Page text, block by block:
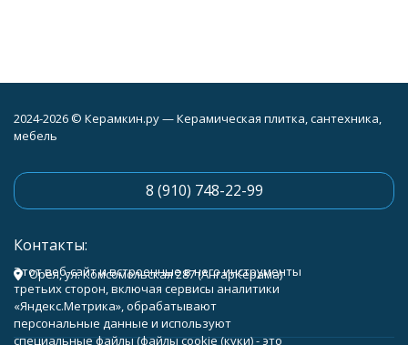
2024-2026 © Керамкин.ру — Керамическая плитка, сантехника,
мебель
8 (910) 748-22-99
Контакты:
Орёл, ул. Комсомольская 287 (АнгарКерама)
Этот веб-сайт и встроенные в него инструменты
третьих сторон, включая сервисы аналитики
«Яндекс.Метрика», обрабатывают
персональные данные и используют
специальные файлы (файлы cookie (куки) - это